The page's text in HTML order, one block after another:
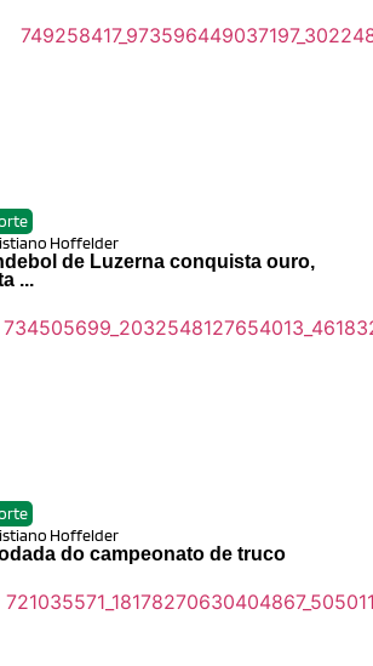
Hoffelder
de Luzerna conquista ouro,
...
Hoffelder
do campeonato de truco